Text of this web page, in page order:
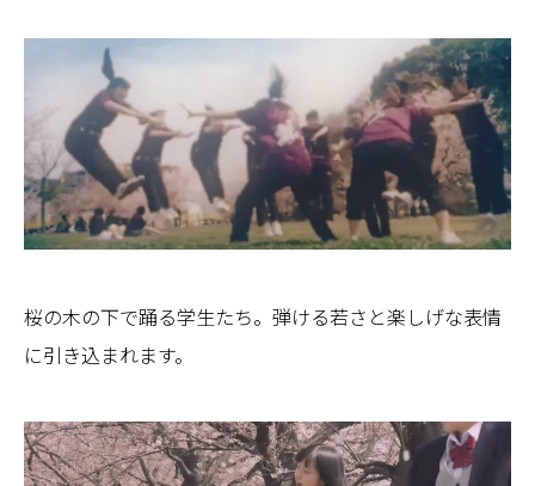
桜の木の下で踊る学生たち。弾ける若さと楽しげな表情
に引き込まれます。